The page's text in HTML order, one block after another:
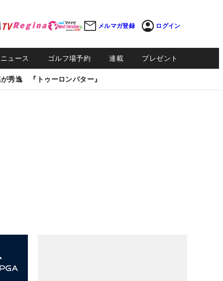
メルマガ登録 ログイン
ュース ゴルフ場予約 連載 プレゼント
秀逸 『トゥーロンパター』